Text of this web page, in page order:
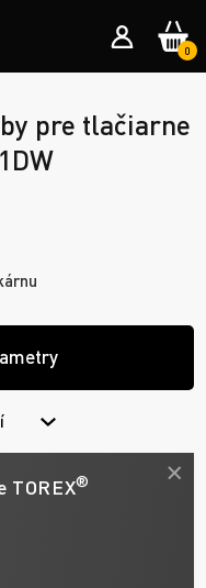
0
pre tlačiarne
TOREX®